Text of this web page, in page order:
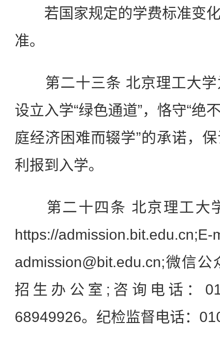
若国家规定的学费标准变化
准。
第二十三条 北京理工大学
设立入学“绿色通道”，恪守“绝
庭经济困难而辍学”的承诺，
利报到入学。
第二十四条 北京理工大
https://
admission@bit.edu.cn;微信
招生办公室;咨询电话：
68949926。纪检监督电话：